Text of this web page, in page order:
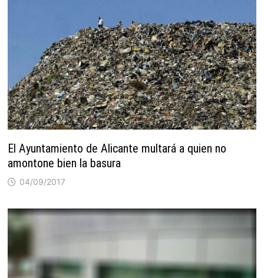
El Ayuntamiento de Alicante multará a quien no
amontone bien la basura
04/09/2017